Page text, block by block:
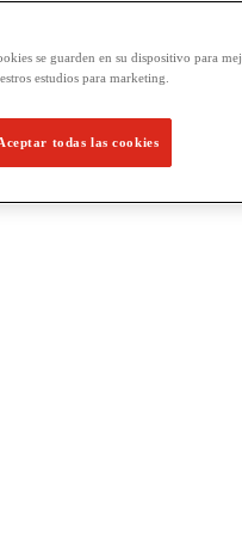
se guarden en su dispositivo para
estudios para marketing.
todas las cookies